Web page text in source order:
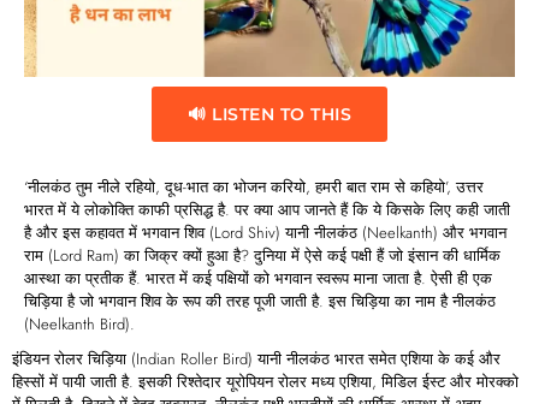
🔊 LISTEN TO THIS
‘नीलकंठ तुम नीले रहियो, दूध-भात का भोजन करियो, हमरी बात राम से कहियो’, उत्तर
भारत में ये लोकोक्त‍ि काफी प्रसिद्ध है. पर क्या आप जानते हैं कि ये किसके लिए कही जाती
है और इस कहावत में भगवान शिव (Lord Shiv) यानी नीलकंठ (Neelkanth) और भगवान
राम (Lord Ram) का जिक्र क्यों हुआ है? दुनिया में ऐसे कई पक्षी हैं जो इंसान की धार्मिक
आस्था का प्रतीक हैं. भारत में कई पक्षियों को भगवान स्वरूप माना जाता है. ऐसी ही एक
चिड़िया है जो भगवान शिव के रूप की तरह पूजी जाती है. इस चिड़िया का नाम है नीलकंठ
(Neelkanth Bird).
इंडियन रोलर चिड़िया (Indian Roller Bird) यानी नीलकंठ भारत समेत एशिया के कई और
हिस्सों में पायी जाती है. इसकी रिश्तेदार यूरोपियन रोलर मध्य एशिया, मिडिल ईस्ट और मोरक्को